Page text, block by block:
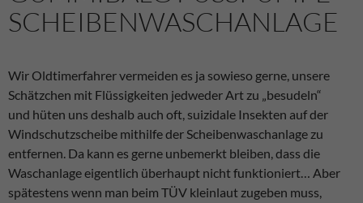
CHEIBENWASCHANLAGE
Wir Oldtimerfahrer vermeiden es ja sowieso gerne, unsere
Schätzchen mit Flüssigkeiten jedweder Art zu „besudeln“
und hüten uns deshalb auch oft, suizidale Insekten auf der
Windschutzscheibe mithilfe der Scheibenwaschanlage zu
entfernen. Da kann es gerne unbemerkt bleiben, dass die
Waschanlage eigentlich überhaupt nicht funktioniert… Aber
spätestens wenn man beim TÜV kleinlaut zugeben muss,